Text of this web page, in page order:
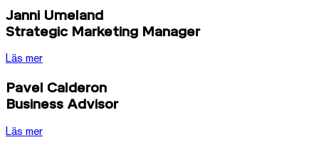
Janni Umeland
Strategic Marketing Manager
Läs mer
Pavel Calderon
Business Advisor
Läs mer